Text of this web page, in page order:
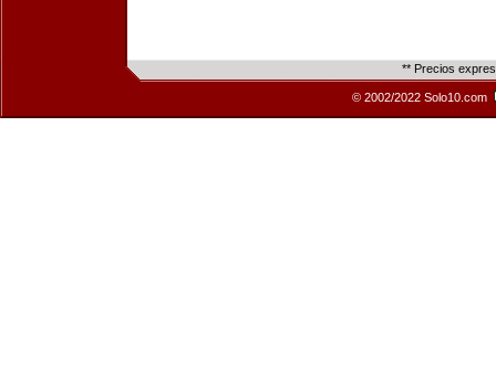
** Precios
© 2002/2022 Solo10.com